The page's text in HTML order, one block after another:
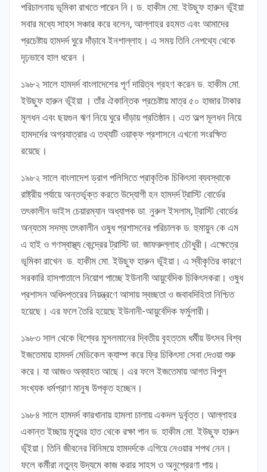
পরিচালনায় ভূমিকা রাখতে পারেন নি। ড. হাকীম মো. ইউছুফ হারুন ভূঁইয়া
সবার মধ্যে সাহস সঞ্চার করে বলেন, আল্লাহর রহমত এবং আমাদের
প্রচেষ্টায় হামদর্দ ঘুরে দাঁড়াবে ইনশাল্লাহ। এ সময় তিনি নেপথ্যে থেকে
দৃঢ়ভাবে হাল ধরেন ।
১৯৮২ সালে হামদর্দ বাংলাদেশের পূর্ণ দায়িত্ব গ্রহণ করেন ড. হাকীম মো.
ইউছুফ হারুন ভূঁইয়া । তাঁর ঐকান্তিক প্রচেষ্টায় মাত্র ৫০ হাজার টাকার
মূলধন এবং ছয়গুন ঋণ নিয়ে ঘুরে দাঁড়ায় প্রতিষ্ঠান। এত অল্প মূলধন নিয়ে
হামদর্দের অগ্রযাত্রার এ তথ্যটি ওয়াক্ফ প্রশাসনে এখনো সংরক্ষিত
রয়েছে।
১৯৮২ সালে বাংলাদেশ ড্রাগ পলিসিতে প্রাকৃতিক চিকিৎসা ব্যবস্থাকে
রাষ্ট্রীয় পর্যায়ে অন্তর্ভূক্ত করতে উদ্যোগী হন হামদর্দ ট্রাস্টি বোর্ডের
তৎকালীন ভাইস চেয়ারম্যান অধ্যাপক ডা. নুরুল ইসলাম, ট্রাস্টি বোর্ডের
অন্যতম সদস্য তৎকালীন ওষুধ প্রশাসনের পরিচালক ড. হুমায়ুন কে এম
এ হাই ও গণস্বাস্থ্য কেন্দ্রের ট্রাস্টি ডা. জাফরুল্লাহ চৌধুরী। এক্ষেত্রে
ভূমিকা রাখেন ড. হাকীম মো. ইউছুফ হারুন ভূঁইয়া। এ স্বীকৃতির কারণে
সরকারি হাসপাতালে নিয়োগ পাচ্ছে ইউনানী আয়ুর্বেদিক চিকিৎসকরা। ওষুধ
প্রশাসন অধিদপ্তরের নিয়ন্ত্রণে আসায় স্বচ্ছতা ও জবাবদিহিতা নিশ্চিত
হয়েছে। এর ফলে তৈরি হয়েছে ইউনানী-আয়ুর্বেদিক ফর্মুলারী।
১৯৮৩ সাল থেকে বিশ্বের মুসলমানের দ্বিতীয় বৃহত্তম ধর্মীয় উৎসব বিশ্ব
ইজতেমায় হামদর্দ মেডিকেল ক্যাম্প করে ফ্রি চিকিৎসা সেবা দেওয়া শুরু
করে। যা আজও অব্যাহত আছে। এর ফলে ইজতেমায় আগত বিপুল
সংখ্যক ধর্মপ্রাণ মানুষ উপকৃত হচ্ছেন।
১৯৮৪ সালে হামদর্দ কারখানায় হামলা চালায় একদল দুর্বৃত্ত। আল্লাহর
একান্ত ইচ্ছায় মৃত্যুর হাত থেকে রক্ষা পান ড. হাকীম মো. ইউছুফ হারুন
ভূঁইয়া। তিনি জীবনের বিনিময়ে হামদর্দকে এগিয়ে নেওয়ার শপথ নেন।
ফলে কর্মীরা নতুন্য উদ্যমে কাজ করার সাহস ও অনুপ্রেরণা পায়।